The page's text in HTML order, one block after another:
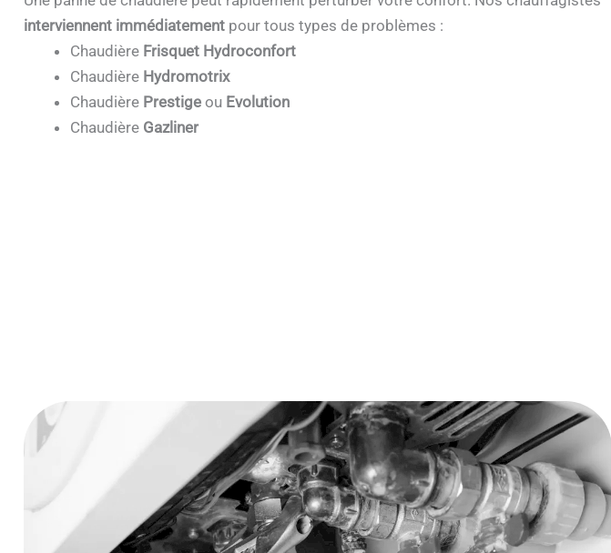
interviennent immédiatementpour tous types de problèmes :
Chaudière Frisquet Hydroconfort
Chaudière Hydromotrix
Chaudière Prestigeou Evolution
Chaudière Gazliner